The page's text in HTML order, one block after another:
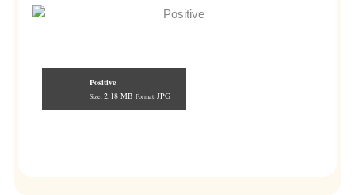
Positive
Size: 2.18 MB Format: JPG